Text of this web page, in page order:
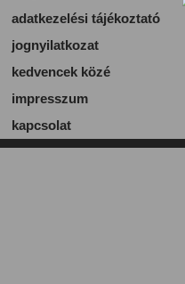
adatkezelési tájékoztató
jognyilatkozat
kedvencek közé
impresszum
kapcsolat